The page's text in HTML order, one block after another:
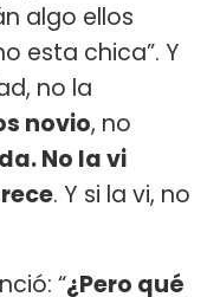
algo ellos
esta chica”. Y
no la
novio, no
No la vi
. Y si la vi, no
“¿Pero qué